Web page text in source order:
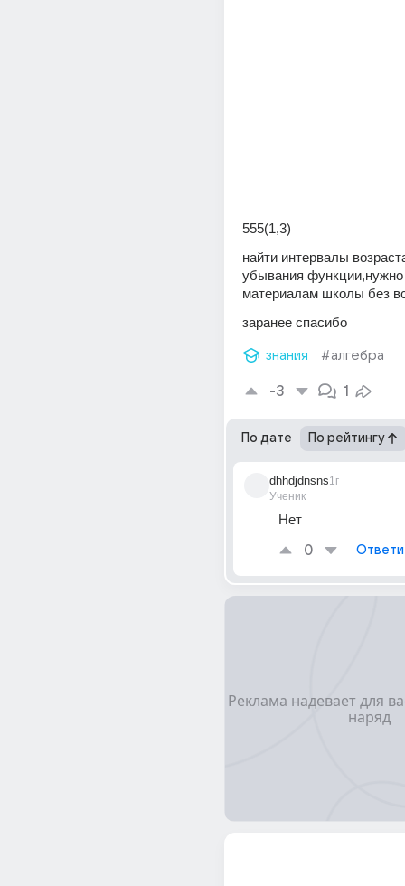
555(1,3)
найти интервалы
убывания функции,нужно
материалам школы без
заранее спасибо
знания #алгебра
-3 1
По дате По рейтингу
dhhdjdnsns
Ученик
1г
Нет
0